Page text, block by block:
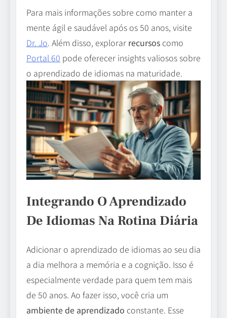
Para mais informações sobre como manter a
mente ágil e saudável após os 50 anos, visite
Dr. Jo. Além disso, explorar recursos como
Portal 60 pode oferecer insights valiosos sobre
o aprendizado de idiomas na maturidade.
Integrando O Aprendizado
De Idiomas Na Rotina Diária
Adicionar o aprendizado de idiomas ao seu dia
a dia melhora a memória e a cognição. Isso é
especialmente verdade para quem tem mais
de 50 anos. Ao fazer isso, você cria um
ambiente de aprendizado constante. Esse